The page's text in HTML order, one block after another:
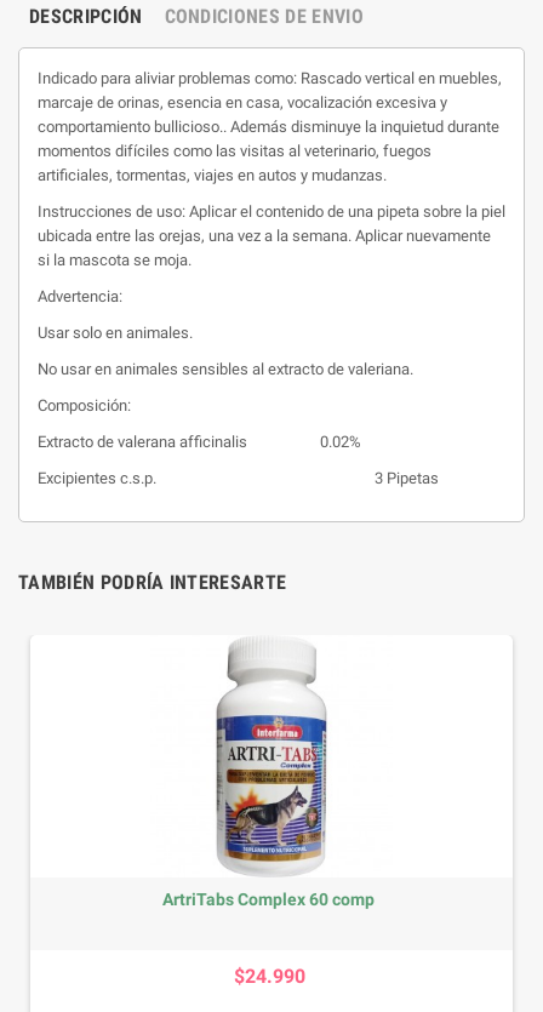
DESCRIPCIÓN CONDICIONES DE ENVIO
Indicado para aliviar problemas como: Rascado vertical en muebles,
marcaje de orinas, esencia en casa, vocalización excesiva y
comportamiento bullicioso.. Además disminuye la inquietud durante
momentos difíciles como las visitas al veterinario, fuegos
artificiales, tormentas, viajes en autos y mudanzas.
Instrucciones de uso: Aplicar el contenido de una pipeta sobre la piel
ubicada entre las orejas, una vez a la semana. Aplicar nuevamente
si la mascota se moja.
Advertencia:
Usar solo en animales.
No usar en animales sensibles al extracto de valeriana.
Composición:
Extracto de valerana afficinalis 0.02%
Excipientes c.s.p. 3 Pipetas
TAMBIÉN PODRÍA INTERESARTE
ArtriTabs Complex 60 comp
$24.990